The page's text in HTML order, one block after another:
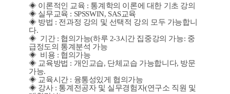
◈ 이론적인 교육 : 통계학의 이론에 대한 기초 강의
◈ 실무교육 : SPSSWIN, SAS교육
◈ 방법 : 전과정 강의 및 선택적 강의 모두 가능합니
다.
◈ 기간 : 협의가능(하루 2-3시간 집중강의 가능: 중
급정도의 통계분석 가능
◈ 비용 : 협의가능
◈ 교육방법 : 개인교습, 단체교습 가능합니다, 방문
가능.
◈ 교육시간 : 융통성있게 협의가능
◈ 강사 : 통계전공자 및 실무경험자(연구소 직원 및